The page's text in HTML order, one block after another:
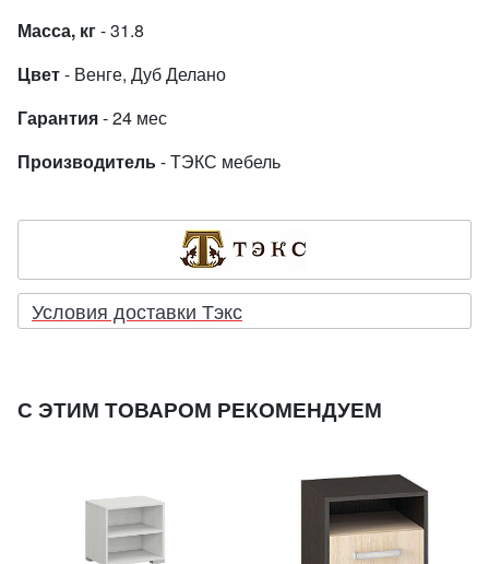
Масса, кг- 31.8
Цвет- Венге, Дуб Делано
Гарантия- 24 мес
Производитель- ТЭКС мебель
Условия доставки Тэкс
С ЭТИМ ТОВАРОМ РЕКОМЕНДУЕМ